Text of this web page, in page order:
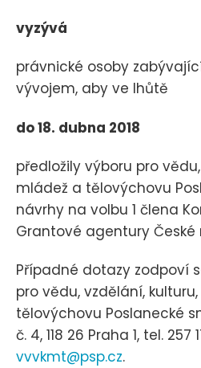
vyzývá
právnické osoby
vývojem, aby ve lhůtě
do 18. dubna 2018
předložily výboru pro
mládež a tělovýchovu
návrhy na volbu 1 člena
Grantové agentury České
Případné dotazy zodpoví
pro vědu, vzdělání,
tělovýchovu Poslanecké
č. 4, 118 26 Praha 1, tel. 257
vvvkmt@psp.cz.